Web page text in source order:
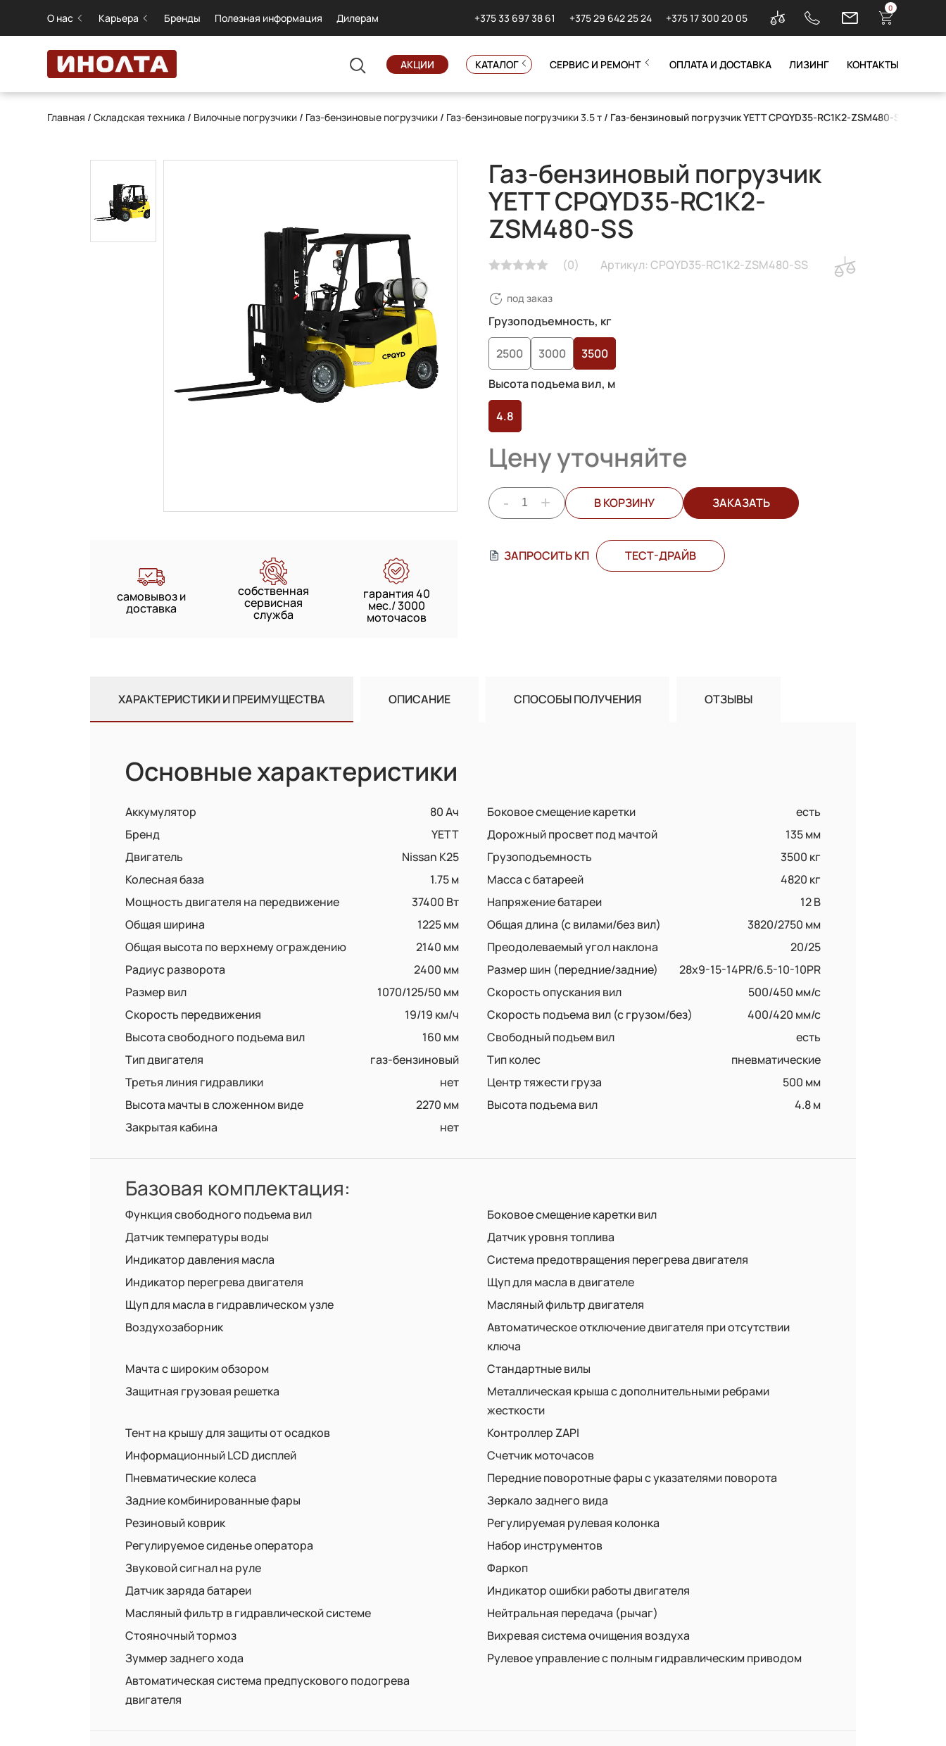
О нас Карьера Бренды Полезная информация Дилерам +375 33 697 38 61 +375 29 642 25 24 +375 17 300 20 05
0
АКЦИИ КАТАЛОГ СЕРВИС И РЕМОНТ ОПЛАТА И ДОСТАВКА ЛИЗИНГ КОНТАКТЫ
Главная /Складская техника / Вилочные погрузчики / Газ-бензиновые погрузчики / Газ-бензиновые погрузчики 3.5 т / Газ-бензиновый погрузчик YETT CPQYD35-RC1K2-ZSM480-SS
самовывоз и
доставка
собственная
сервисная
служба
гарантия 40
мес./ 3000
моточасов
Газ-бензиновый погрузчик
YETT CPQYD35-RC1K2-
ZSM480-SS
(0) Артикул: CPQYD35-RC1K2-ZSM480-SS
под заказ
Грузоподъемность, кг
2500 3000
3500
Высота подъема вил, м
4.8
Цену уточняйте
- + В КОРЗИНУ ЗАКАЗАТЬ
ЗАПРОСИТЬ КП ТЕСТ-ДРАЙВ
ХАРАКТЕРИСТИКИ И ПРЕИМУЩЕСТВА ОПИСАНИЕ СПОСОБЫ ПОЛУЧЕНИЯ ОТЗЫВЫ
Основные характеристики
Аккумулятор 80 Ач Боковое смещение каретки
есть
Бренд
YETT Дорожный просвет под мачтой
135 мм
Двигатель
Nissan K25 Грузоподъемность
3500 кг
Колесная база
1.75 м Масса с батареей
4820 кг
Мощность двигателя на передвижение
37400 Вт Напряжение батареи
12 B
Общая ширина
1225 мм Общая длина (с вилами/без вил)
3820/2750 мм
Общая высота по верхнему ограждению
2140 мм Преодолеваемый угол наклона
20/25
Радиус разворота
2400 мм Размер шин (передние/задние)
28x9-15-14PR/6.5-10-10PR
Размер вил
1070/125/50 мм Скорость опускания вил
500/450 мм/с
Скорость передвижения
19/19 км/ч Скорость подъема вил (с грузом/без)
400/420 мм/с
Высота свободного подъема вил
160 мм Свободный подъем вил
есть
Тип двигателя
газ-бензиновый Тип колес
пневматические
Третья линия гидравлики
нет Центр тяжести груза
500 мм
Высота мачты в сложенном виде
2270 мм Высота подъема вил
4.8 м
Закрытая кабина
нет
Базовая комплектация:
Функция свободного подъема вил
Боковое смещение каретки вил
Датчик температуры воды
Датчик уровня топлива
Индикатор давления масла
Система предотвращения перегрева двигателя
Индикатор перегрева двигателя
Щуп для масла в двигателе
Щуп для масла в гидравлическом узле
Масляный фильтр двигателя
Воздухозаборник
Автоматическое отключение двигателя при отсутствии
ключа
Мачта с широким обзором
Стандартные вилы
Защитная грузовая решетка
Металлическая крыша с дополнительными ребрами
жесткости
Тент на крышу для защиты от осадков
Контроллер ZAPI
Информационный LCD дисплей
Счетчик моточасов
Пневматические колеса
Передние поворотные фары с указателями поворота
Задние комбинированные фары
Зеркало заднего вида
Резиновый коврик
Регулируемая рулевая колонка
Регулируемое сиденье оператора
Набор инструментов
Звуковой сигнал на руле
Фаркоп
Датчик заряда батареи
Индикатор ошибки работы двигателя
Масляный фильтр в гидравлической системе
Нейтральная передача (рычаг)
Стояночный тормоз
Вихревая система очищения воздуха
Зуммер заднего хода
Рулевое управление с полным гидравлическим приводом
Автоматическая система предпускового подогрева
двигателя